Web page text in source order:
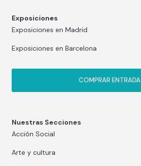
Exposiciones
Exposiciones en Madrid
Exposiciones en Barcelona
COMPRAR ENTRADA
Nuestras Secciones
Acción Social
Arte y cultura